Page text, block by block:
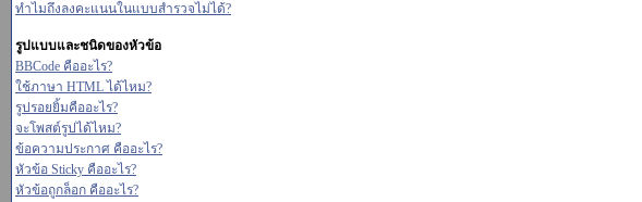
ทำไมถึงลงคะแนนในแบบสำรวจไม่ได้?
รูปแบบและชนิดของหัวข้อ
BBCode คืออะไร?
ใช้ภาษา HTML ได้ไหม?
รูปรอยยิ้มคืออะไร?
จะโพสต์รูปได้ไหม?
ข้อความประกาศ คืออะไร?
หัวข้อ Sticky คืออะไร?
หัวข้อถูกล็อก คืออะไร?